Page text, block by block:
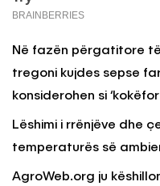
Në fazën përgatitore
tregoni kujdes sepse
konsiderohen si
Lëshimi i rrënjëve dhe
temperaturës së
AgroWeb.org ju